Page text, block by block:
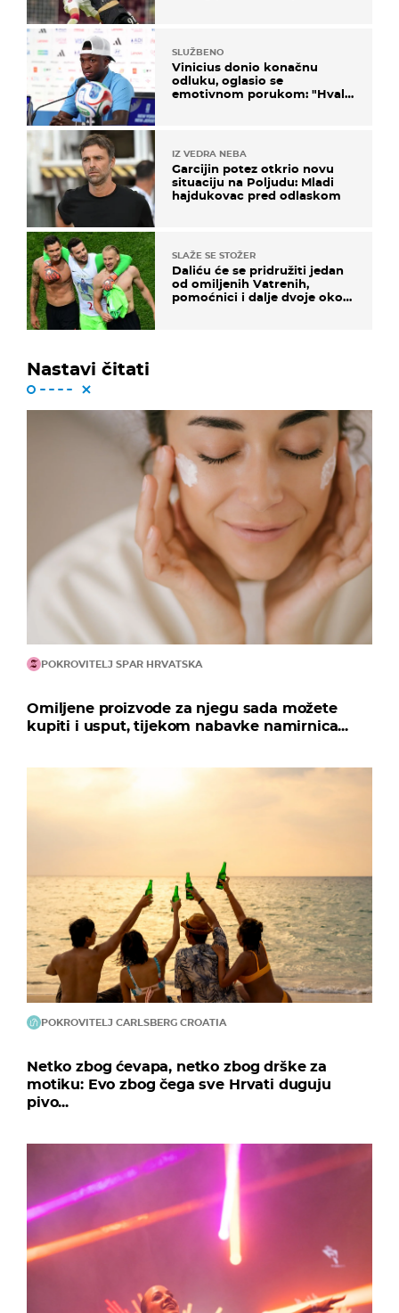
SLUŽBENO
Vinicius donio konačnu
odluku, oglasio se
emotivnom porukom: "Hvala
IZ VEDRA NEBA
Garcijin potez otkrio novu
situaciju na Poljudu: Mladi
hajdukovac pred odlaskom
SLAŽE SE STOŽER
Daliću će se pridružiti jedan
od omiljenih Vatrenih,
pomoćnici i dalje dvoje oko
Nastavi čitati
POKROVITELJ SPAR HRVATSKA
Omiljene proizvode za njegu sada možete
kupiti i usput, tijekom nabavke namirnica...
POKROVITELJ CARLSBERG CROATIA
Netko zbog ćevapa, netko zbog drške za
motiku: Evo zbog čega sve Hrvati duguju
pivo...